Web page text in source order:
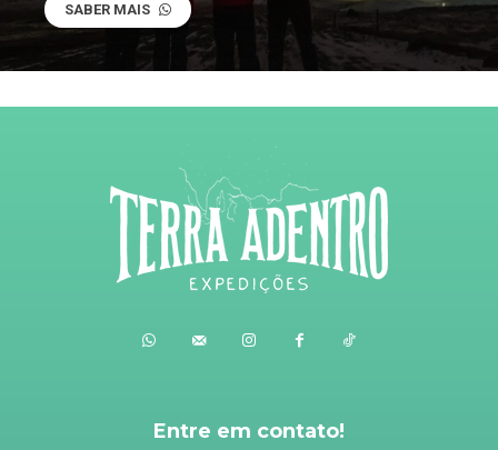
SABER MAIS
Entre em contato!